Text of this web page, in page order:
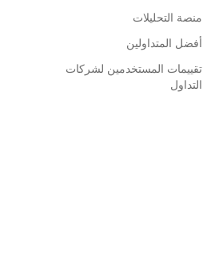
منصة التحليلات
أفضل المتداولين
تقييمات المستخدمين لشركات
التداول